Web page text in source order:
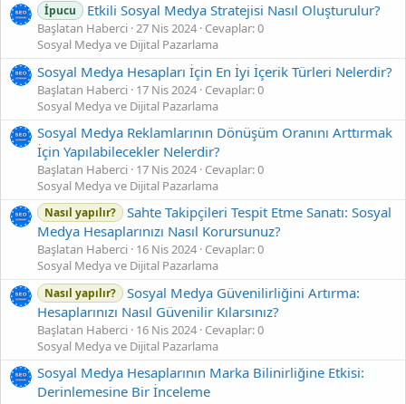
İpucu Etkili Sosyal Medya Stratejisi Nasıl Oluşturulur?
Başlatan Haberci 27 Nis 2024 Cevaplar: 0
Sosyal Medya ve Dijital Pazarlama
Sosyal Medya Hesapları İçin En İyi İçerik Türleri Nelerdir?
Başlatan Haberci 17 Nis 2024 Cevaplar: 0
Sosyal Medya ve Dijital Pazarlama
Sosyal Medya Reklamlarının Dönüşüm Oranını Arttırmak
İçin Yapılabilecekler Nelerdir?
Başlatan Haberci 17 Nis 2024 Cevaplar: 0
Sosyal Medya ve Dijital Pazarlama
Nasıl yapılır?
Sahte Takipçileri Tespit Etme Sanatı: Sosyal
Medya Hesaplarınızı Nasıl Korursunuz?
Başlatan Haberci 16 Nis 2024 Cevaplar: 0
Sosyal Medya ve Dijital Pazarlama
Nasıl yapılır?
Sosyal Medya Güvenilirliğini Artırma:
Hesaplarınızı Nasıl Güvenilir Kılarsınız?
Başlatan Haberci 16 Nis 2024 Cevaplar: 0
Sosyal Medya ve Dijital Pazarlama
Sosyal Medya Hesaplarının Marka Bilinirliğine Etkisi:
Derinlemesine Bir İnceleme